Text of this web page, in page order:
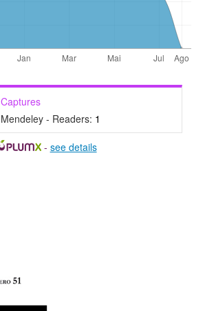
Captures
Mendeley - Readers: 1
- see details